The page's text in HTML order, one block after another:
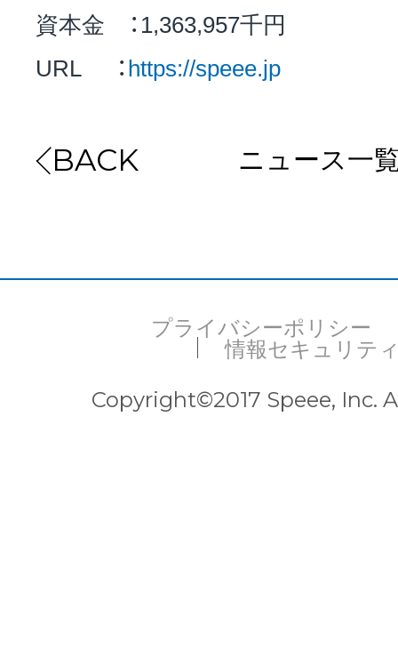
資本金 ：1,363,957千円
URL ：https://speee.jp
BACK ニュース一
プライバシーポリシー
情報セキュリテ
Copyright©2017 Speee, Inc.